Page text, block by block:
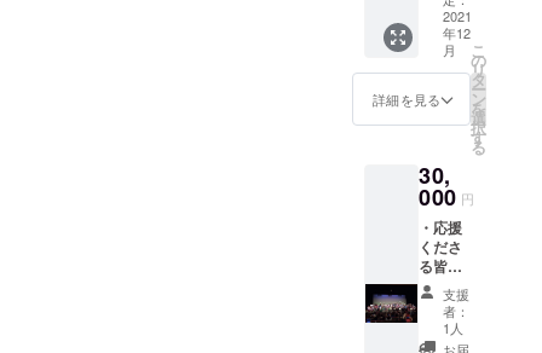
りさせ
ていた
だきま
す。 ・
大和の
未来を
ちから
の、お
礼メッ
セージ
を届け
ます。
2021
年12
月
詳細を見る
こ
の
リ
タ
ー
ン
を
選
択
す
る
30,
000 円
・応援
くださ
る皆様
へ、一
同から
の御礼
メッ
支援
者：
1人